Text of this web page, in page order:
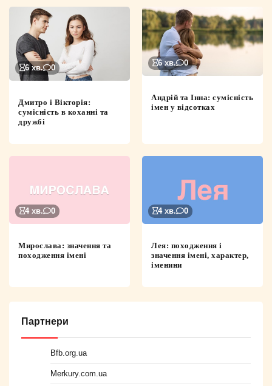
6 хв. 0
Дмитро і Вікторія:
сумісність в коханні та
дружбі
6 хв. 0
Андрій та Інна: сумісність
імен у відсотках
4 хв. 0
Мирослава: значення та
походження імені
4 хв. 0
Лея: походження і
значення імені, характер,
іменини
Партнери
Bfb.org.ua
Merkury.com.ua